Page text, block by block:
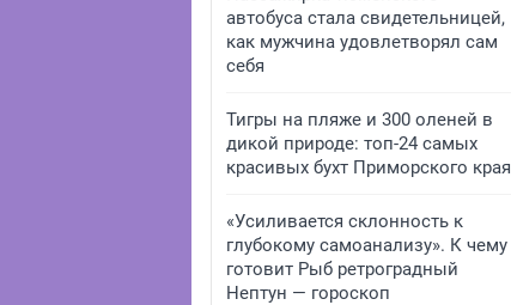
автобуса стала свидетельницей,
как мужчина удовлетворял сам
себя
Тигры на пляже и 300 оленей в
дикой природе: топ-24 самых
красивых бухт Приморского края
«Усиливается склонность к
глубокому самоанализу». К чему
готовит Рыб ретроградный
Нептун — гороскоп